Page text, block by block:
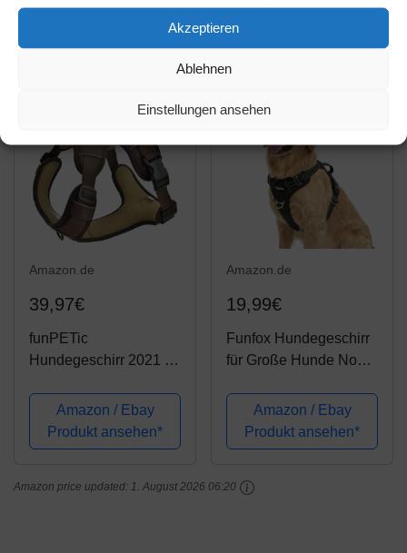
Akzeptieren
Ablehnen
Einstellungen ansehen
Hundemantel
Baumwolle
Hundegeschirr Größe
S (Tarnung)
Amazon.de
39,97€
funPETic
Hundegeschirr 2021 -
reflektierend, gepolstert
und atmungsaktiv -
Brustgeschirr für kleine,
Hunde (M)
Amazon / Ebay
Produkt ansehen*
Amazon.de
19,99€
Funfox Hundegeschirr
für Große Hunde No
Einstellbar Anti Zug
Sicherheitsgeschirr
Mittlere Hunde
Groß Atmungsaktiv
Amazon / Ebay
Produkt ansehen*
Amazon price updated: 1. August 2026 06:20